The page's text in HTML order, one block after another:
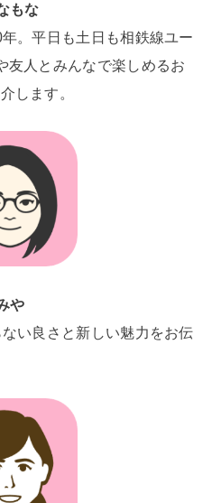
もな
。平日も土日も相鉄線ユー
友人とみんなで楽しめるお
します。
や
い良さと新しい魅力をお伝